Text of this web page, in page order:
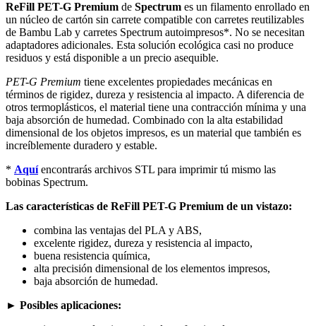
ReFill PET-G Premium de Spectrum es un filamento enrollado en
un núcleo de cartón sin carrete compatible con carretes reutilizables
de Bambu Lab y carretes Spectrum autoimpresos*. No se necesitan
adaptadores adicionales. Esta solución ecológica casi no produce
residuos y está disponible a un precio asequible.
PET-G Premium tiene excelentes propiedades mecánicas en
términos de rigidez, dureza y resistencia al impacto. A diferencia de
otros termoplásticos, el material tiene una contracción mínima y una
baja absorción de humedad. Combinado con la alta estabilidad
dimensional de los objetos impresos, es un material que también es
increíblemente duradero y estable.
* Aquíencontrarás archivos STL para imprimir tú mismo las
bobinas Spectrum.
Las características de ReFill PET-G Premium de un vistazo:
combina las ventajas del PLA y ABS,
excelente rigidez, dureza y resistencia al impacto,
buena resistencia química,
alta precisión dimensional de los elementos impresos,
baja absorción de humedad.
► Posibles aplicaciones: